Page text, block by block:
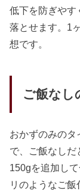
低下を防ぎやす
落とせます。1
想です。
ご飯なし
おかずのみの
で、ご飯なしだ
150gを追加し
リのようなご